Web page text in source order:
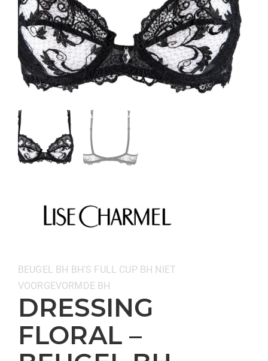
Categorieën:
BEUGEL BH BH'S FULL CUP BH NIET
VOORGEVORMDE BH
DRESSING
FLORAL –